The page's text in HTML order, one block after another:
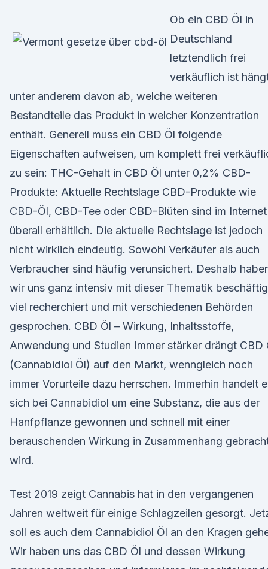
Ob ein CBD Öl in
Deutschland
letztendlich frei
verkäuflich ist
unter anderem davon ab, welche weiteren
Bestandteile das Produkt in welcher Konzentration
enthält. Generell muss ein CBD Öl folgende
Eigenschaften aufweisen, um komplett frei
zu sein: THC-Gehalt in CBD Öl unter 0,2% CBD-
Produkte: Aktuelle Rechtslage CBD-Produkte wie
CBD-Öl, CBD-Tee oder CBD-Blüten sind im Internet
überall erhältlich. Die aktuelle Rechtslage ist jedoch
nicht wirklich eindeutig. Sowohl Verkäufer als auch
Verbraucher sind häufig verunsichert. Deshalb
wir uns ganz intensiv mit dieser Thematik
viel recherchiert und mit verschiedenen Behörden
gesprochen. CBD Öl – Wirkung, Inhaltsstoffe,
Anwendung und Studien Immer stärker drängt CBD
(Cannabidiol Öl) auf den Markt, wenngleich noch
immer Vorurteile dazu herrschen. Immerhin handelt
sich bei Cannabidiol um eine Substanz, die aus der
Hanfpflanze gewonnen und schnell mit einer
berauschenden Wirkung in Zusammenhang
wird.
Test 2019 zeigt Cannabis hat in den vergangenen
Jahren weltweit für einige Schlagzeilen gesorgt.
soll es auch dem Cannabidiol Öl an den Kragen
Wir haben uns das CBD Öl und dessen Wirkung